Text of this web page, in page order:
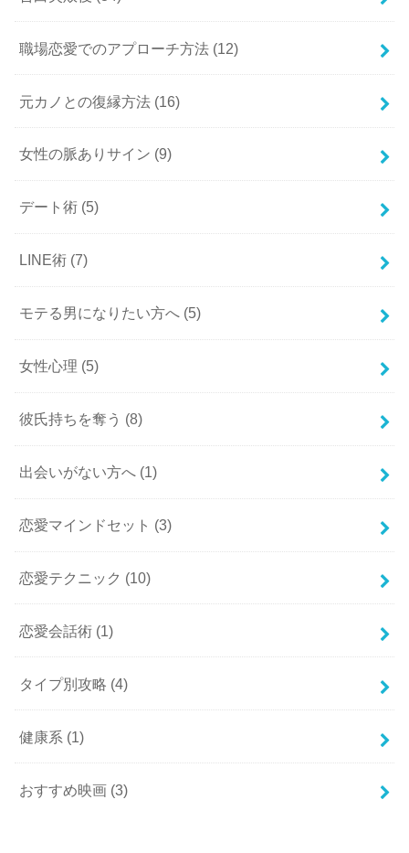
職場恋愛でのアプローチ方法 (12)
元カノとの復縁方法 (16)
女性の脈ありサイン (9)
デート術 (5)
LINE術 (7)
モテる男になりたい方へ (5)
女性心理 (5)
彼氏持ちを奪う (8)
出会いがない方へ (1)
恋愛マインドセット (3)
恋愛テクニック (10)
恋愛会話術 (1)
タイプ別攻略 (4)
健康系 (1)
おすすめ映画 (3)